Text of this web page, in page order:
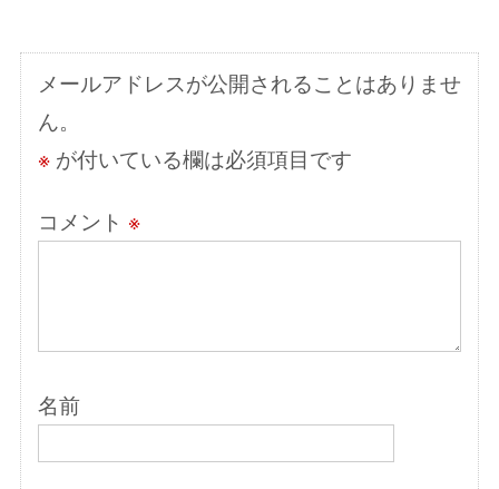
シ
ョ
ン
メールアドレスが公開されることはありませ
ん。
※が付いている欄は必須項目です
コメント ※
名前